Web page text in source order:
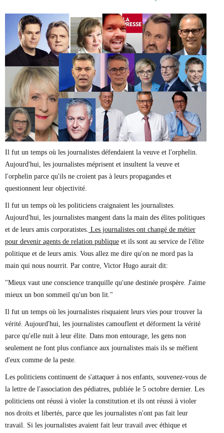
Mathieu Bock Côté
Nathalie Elgrably
Normand Lester
Philippe Léger
Pierre Martin
Remi Nadeau
Richard Béliveau
Richard Martineau
Réjean Parent
Steve E. Fortin
Sophie Durocher
Thomas Mulcair
Véronyque Tremblay
Il fut un temps où les journalistes défendaient la veuve et l'orphelin.
Aujourd'hui, les journalistes méprisent et insultent la veuve et
l'orphelin parce qu'ils ne croient pas à leurs propagandes et
questionnent leur objectivité.
Il fut un temps où les politiciens craignaient les journalistes.
Aujourd'hui, les journalistes mangent dans la main des élites politiques
et de leurs amis corporatistes. Les journalistes ont changé de métier
pour devenir agents de relation publique et ils sont au service de l'élite
politique et de leurs amis. Vous allez me dire qu'on ne mord pas la
main qui nous nourrit. Par contre, Victor Hugo aurait dit:
"Mieux vaut une conscience tranquille qu'une destinée prospère. J'aime
mieux un bon sommeil qu'un bon lit."
Il fut un temps où les journalistes risquaient leurs vies pour trouver la
vérité. Aujourd'hui, les journalistes camouflent et déforment la vérité
parce qu'elle nuit à leur élite. Dans mon entourage, les gens non
seulement ne font plus confiance aux journalistes mais ils se méfient
d'eux comme de la peste.
Les politiciens continuent de s'attaquer à nos enfants, souvenez-vous de
la lettre de l'association des pédiatres, publiée le 5 octobre dernier. Les
politiciens ont réussi à violer la constitution et ils ont réussi à violer
nos droits et libertés, parce que les journalistes n'ont pas fait leur
travail. Si les journalistes avaient fait leur travail avec éthique et